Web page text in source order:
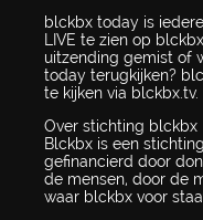
blckbx today is
LIVE te zien op
uitzending gemist of
today terugkijken?
te kijken via blckbx.tv.
Over stichting blckbx
Blckbx is een
gefinancierd door
de mensen, door de
waar blckbx voor